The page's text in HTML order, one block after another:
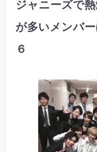
ジャニーズで
が多いメンバ
６